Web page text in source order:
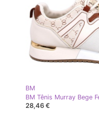
BM
BM Tênis Murray Bege
28,46 €